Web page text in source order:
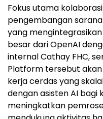
Fokus utama
pengembangan
yang
besar dari OpenAI
internal Cathay FHC,
Platform tersebut
kerja cerdas yang
dengan asisten AI bagi
meningkatkan